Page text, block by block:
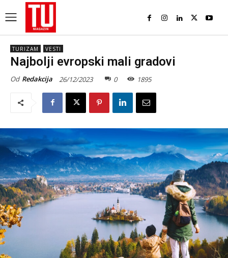
TURIZAM VESTI
Najbolji evropski mali gradovi
Od Redakcija 26/12/2023 0 1895